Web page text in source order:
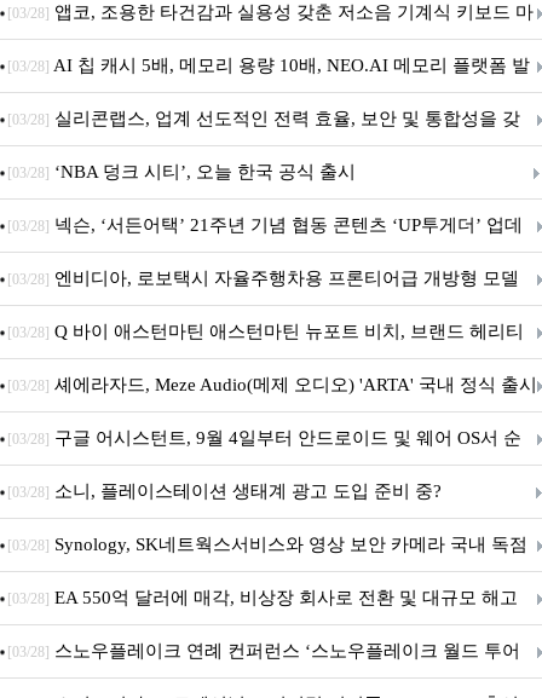
특집(1-4편)
[03/28] 앱코, 조용한 타건감과 실용성 갖춘 저소음 기계식 키보드 마
우스 세트 'KM580' 출시
[03/28] AI 칩 캐시 5배, 메모리 용량 10배, NEO.AI 메모리 플랫폼 발
표
[03/28] 실리콘랩스, 업계 선도적인 전력 효율, 보안 및 통합성을 갖
춘 초저전력 블루투스 LE SoC ‘BG2B’ 공개
[03/28] ‘NBA 덩크 시티’, 오늘 한국 공식 출시
[03/28] 넥슨, ‘서든어택’ 21주년 기념 협동 콘텐츠 ‘UP투게더’ 업데
이트
[03/28] 엔비디아, 로보택시 자율주행차용 프론티어급 개방형 모델
‘알파마요 2 슈퍼’ 상업적 이용 가능
[03/28] Q 바이 애스턴마틴 애스턴마틴 뉴포트 비치, 브랜드 헤리티
지 담은 ‘헤리티지 에디션 컬렉션’ 공개
[03/28] 셰에라자드, Meze Audio(메제 오디오) 'ARTA' 국내 정식 출시
[03/28] 구글 어시스턴트, 9월 4일부터 안드로이드 및 웨어 OS서 순
차 서비스 종료
[03/28] 소니, 플레이스테이션 생태계 광고 도입 준비 중?
[03/28] Synology, SK네트웍스서비스와 영상 보안 카메라 국내 독점
판매 파트너십 체결
[03/28] EA 550억 달러에 매각, 비상장 회사로 전환 및 대규모 해고
전망
[03/28] 스노우플레이크 연례 컨퍼런스 ‘스노우플레이크 월드 투어